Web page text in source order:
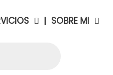
SOBRE MI